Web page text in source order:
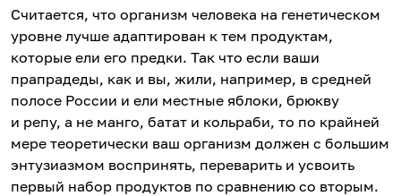
Считается, что организм человека на генетическом
уровне лучше адаптирован к тем продуктам,
которые ели его предки. Так что если ваши
прапрадеды, как и вы, жили, например, в средней
полосе России и ели местные яблоки, брюкву
и репу, а не манго, батат и кольраби, то по крайней
мере теоретически ваш организм должен с большим
энтузиазмом воспринять, переварить и усвоить
первый набор продуктов по сравнению со вторым.